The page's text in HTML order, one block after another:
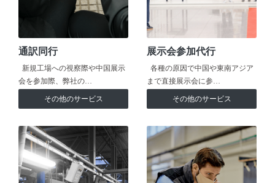
通訳同行
新規工場への視察際や中国展示
会を参加際、弊社の…
その他のサービス
展示会参加代行
各種の原因で中国や東南アジア
まで直接展示会に参…
その他のサービス